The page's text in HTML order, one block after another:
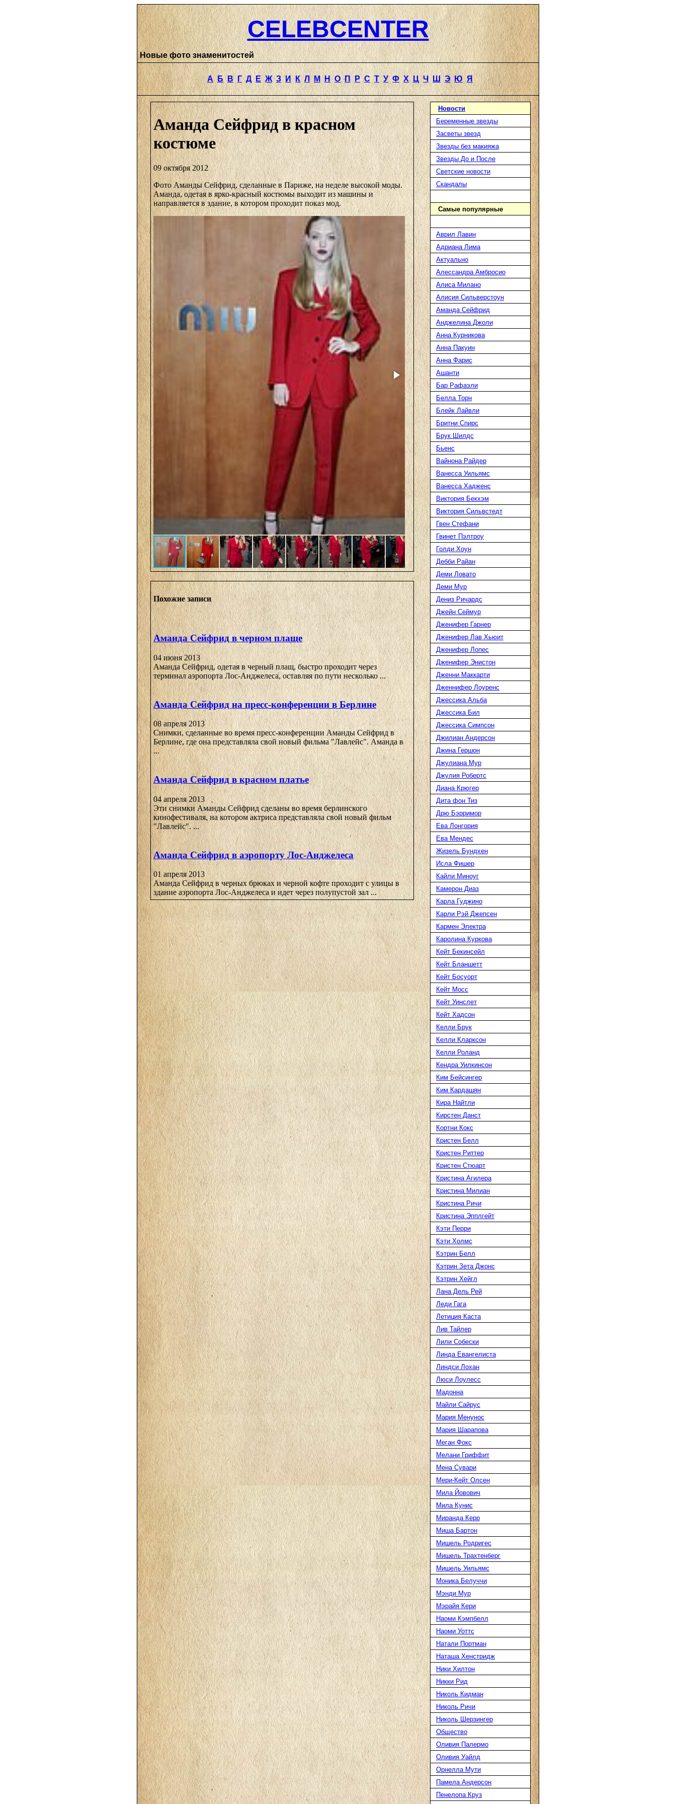
CELEBCENTER
Новые фото знаменитостей
А Б В Г Д Е Ж З И К Л М Н О П Р С Т У Ф Х Ц Ч Ш Э Ю Я
Аманда Сейфрид в красном
костюме
09 октября 2012
Фото Аманды Сейфрид, сделанные в Париже, на неделе высокой моды.
Аманда, одетая в ярко-красный костюмы выходит из машины и
направляется в здание, в котором проходит показ мод.
Похожие записи
Аманда Сейфрид в черном плаще
04 июня 2013
Аманда Сейфрид, одетая в черный плащ, быстро проходит через
терминал аэропорта Лос-Анджелеса, оставляя по пути несколько ...
Аманда Сейфрид на пресс-конференции в Берлине
08 апреля 2013
Снимки, сделанные во время пресс-конференции Аманды Сейфрид в
Берлине, где она представляла свой новый фильма "Лавлейс". Аманда в
...
Аманда Сейфрид в красном платье
04 апреля 2013
Эти снимки Аманды Сейфрид сделаны во время берлинского
кинофестиваля, на котором актриса представляла свой новый фильм
"Лавлейс". ...
Аманда Сейфрид в аэропорту Лос-Анджелеса
01 апреля 2013
Аманда Сейфрид в черных брюках и черной кофте проходит с улицы в
здание аэропорта Лос-Анджелеса и идет через полупустой зал ...
Новости
Беременные звезды
Засветы звезд
Звезды без макияжа
Звезды До и После
Светские новости
Скандалы
Самые популярные
Аврил Лавин
Адриана Лима
Актуально
Алессандра Амбросио
Алиса Милано
Алисия Сильверстоун
Аманда Сейфрид
Анджелина Джоли
Анна Курникова
Анна Пакуин
Анна Фарис
Ашанти
Бар Рафаэли
Белла Торн
Блейк Лайвли
Бритни Спирс
Брук Шилдс
Бьенс
Вайнона Райдер
Ванесса Уильямс
Ванесса Хадженс
Виктория Бекхэм
Виктория Сильвстедт
Гвен Стефани
Гвинет Пэлтроу
Голди Хоун
Дебби Райан
Деми Ловато
Деми Мур
Дениз Ричардс
Джейн Сеймур
Дженифер Гарнер
Дженифер Лав Хьюит
Дженифер Лопес
Дженифер Энистон
Дженни Маккарти
Дженнифер Лоуренс
Джессика Альба
Джессика Бил
Джессика Симпсон
Джилиан Андерсон
Джина Гершон
Джулиана Мур
Джулия Робертс
Диана Крюгер
Дита фон Тиз
Дрю Бэрримор
Ева Лонгория
Ева Мендес
Жизель Бундхен
Исла Фишер
Кайли Миноуг
Камерон Диаз
Карла Гуджино
Карли Рэй Джепсен
Кармен Электра
Каролина Куркова
Кейт Бекинсейл
Кейт Бланшетт
Кейт Босуорт
Кейт Мосс
Кейт Уинслет
Кейт Хадсон
Келли Брук
Келли Кларксон
Келли Роланд
Кендра Уилкинсон
Ким Бейсингер
Ким Кардашян
Кира Найтли
Кирстен Данст
Кортни Кокс
Кристен Белл
Кристен Риттер
Кристен Стюарт
Кристина Агилера
Кристина Милиан
Кристина Ричи
Кристина Эпплгейт
Кэти Перри
Кэти Холмс
Кэтрин Белл
Кэтрин Зета Джонс
Кэтрин Хейгл
Лана Дель Рей
Леди Гага
Летиция Каста
Лив Тайлер
Лили Собески
Линда Евангелиста
Линдси Лохан
Люси Лоулесс
Мадонна
Майли Сайрус
Мария Менунос
Мария Шарапова
Меган Фокс
Мелани Гриффит
Мена Сувари
Мери-Кейт Олсен
Мила Йовович
Мила Кунис
Миранда Керр
Миша Бартон
Мишель Родригес
Мишель Трахтенберг
Мишель Уильямс
Моника Белуччи
Мэнди Мур
Мэрайя Кери
Наоми Кэмпбелл
Наоми Уоттс
Натали Портман
Наташа Хенстридж
Ники Хилтон
Никки Рид
Николь Кидман
Николь Ричи
Николь Шерзингер
Общество
Оливия Палермо
Оливия Уайлд
Орнелла Мути
Памела Андерсон
Пенелопа Круз